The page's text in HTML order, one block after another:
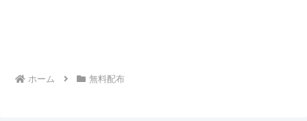
ホーム 無料配布